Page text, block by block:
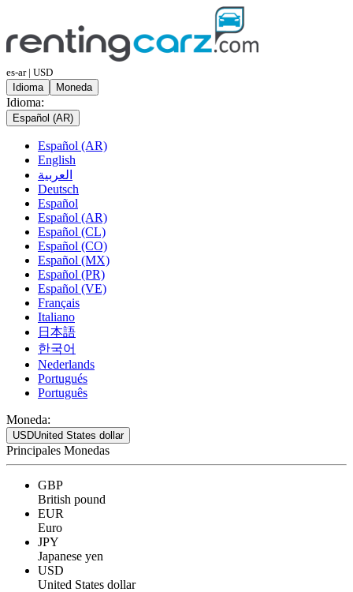
es-ar | USD
Idioma
Moneda
Idioma:
Español (AR)
Español (AR)
English
العربية
Deutsch
Español
Español (AR)
Español (CL)
Español (CO)
Español (MX)
Español (PR)
Español (VE)
Français
Italiano
日本語
한국어
Nederlands
Portugués
Português
Moneda:
USDUnited States dollar
Principales Monedas
GBP
British pound
EUR
Euro
JPY
Japanese yen
USD
United States dollar